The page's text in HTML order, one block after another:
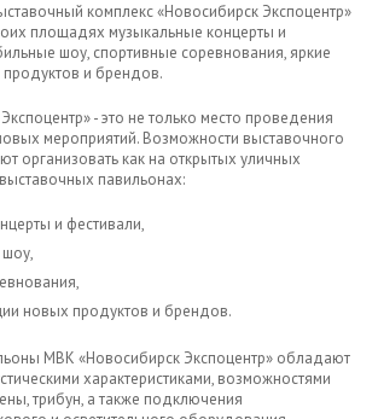
комплекс «Новосибирск Экспоцентр»
площадях музыкальные концерты и
шоу, спортивные соревнования, яркие
и брендов.
- это не только место проведения
мероприятий. Возможности выставочного
организовать как на открытых уличных
павильонах:
и фестивали,
новых продуктов и брендов.
МВК «Новосибирск Экспоцентр» обладают
характеристиками, возможностями
трибун, а также подключения